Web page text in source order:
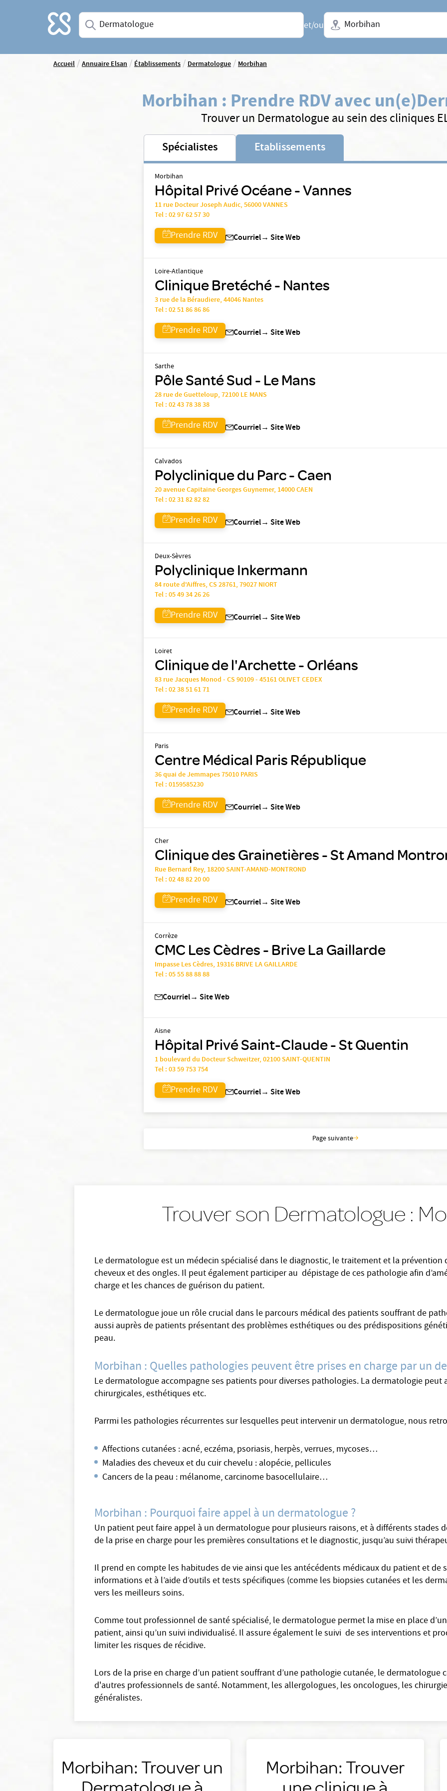
Accueil Saisissez une spécialité ou un service
et/ou
Ville + N° de département,
Accueil/Annuaire Elsan/Établissements/Dermatologue/Morbihan
Morbihan : Prendre RDV avec un(e)
Trouver un Dermatologue au sein des cliniques
Spécialistes Etablissements
Morbihan
Hôpital Privé Océane - Vannes
11 rue Docteur Joseph Audic, 56000 VANNES
Tel :02 97 62 57 30
Prendre RDV Courriel→ Site Web
Loire-Atlantique
Clinique Bretéché - Nantes
3 rue de la Béraudiere, 44046 Nantes
Tel :02 51 86 86 86
Prendre RDV Courriel→ Site Web
Sarthe
Pôle Santé Sud - Le Mans
28 rue de Guetteloup, 72100 LE MANS
Tel :02 43 78 38 38
Prendre RDV Courriel→ Site Web
Calvados
Polyclinique du Parc - Caen
20 avenue Capitaine Georges Guynemer, 14000 CAEN
Tel :02 31 82 82 82
Prendre RDV Courriel→ Site Web
Deux-Sèvres
Polyclinique Inkermann
84 route d'Aiffres, CS 28761, 79027 NIORT
Tel :05 49 34 26 26
Prendre RDV Courriel→ Site Web
Loiret
Clinique de l'Archette - Orléans
83 rue Jacques Monod - CS 90109 - 45161 OLIVET CEDEX
Tel :02 38 51 61 71
Prendre RDV Courriel→ Site Web
Paris
Centre Médical Paris République
36 quai de Jemmapes 75010 PARIS
Tel :0159585230
Prendre RDV Courriel→ Site Web
Cher
Clinique des Grainetières - St Amand
Rue Bernard Rey, 18200 SAINT-AMAND-MONTROND
Tel :02 48 82 20 00
Prendre RDV Courriel→ Site Web
Corrèze
CMC Les Cèdres - Brive La Gaillarde
Impasse Les Cèdres, 19316 BRIVE LA GAILLARDE
Tel :05 55 88 88 88
Courriel→ Site Web
Aisne
Hôpital Privé Saint-Claude - St Quentin
1 boulevard du Docteur Schweitzer, 02100 SAINT-QUENTIN
Tel :03 59 753 754
Prendre RDV Courriel→ Site Web
Page suivante
Trouver son Dermatologue :
Le dermatologue est un médecin spécialisé dans le diagnostic, le traitement et la prévention
cheveux et des ongles. Il peut également participer au dépistage de ces pathologie afin
charge et les chances de guérison du patient.
Le dermatologue joue un rôle crucial dans le parcours médical des patients souffrant de
aussi auprès de patients présentant des problèmes esthétiques ou des prédispositions
peau.
Morbihan : Quelles pathologies peuvent être prises en charge par un
Le dermatologue accompagne ses patients pour diverses pathologies. La dermatologie peut
chirurgicales, esthétiques etc.
Parrmi les pathologies récurrentes sur lesquelles peut intervenir un dermatologue, nous
Affections cutanées : acné, eczéma, psoriasis, herpès, verrues, mycoses…
Maladies des cheveux et du cuir chevelu : alopécie, pellicules
Cancers de la peau : mélanome, carcinome basocellulaire…
Morbihan : Pourquoi faire appel à un dermatologue ?
Un patient peut faire appel à un dermatologue pour plusieurs raisons, et à différents stades
de la prise en charge pour les premières consultations et le diagnostic, jusqu’au suivi
Il prend en compte les habitudes de vie ainsi que les antécédents médicaux du patient et de
informations et à l’aide d’outils et tests spécifiques (comme les biopsies cutanées et les
vers les meilleurs soins.
Comme tout professionnel de santé spécialisé, le dermatologue permet la mise en place
patient, ainsi qu’un suivi individualisé. Il assure également le suivi de ses interventions et
limiter les risques de récidive.
Lors de la prise en charge d’un patient souffrant d’une pathologie cutanée, le
d'autres professionnels de santé. Notamment, les allergologues, les oncologues, les
généralistes.
Morbihan: Trouver un
Morbihan: Trouver